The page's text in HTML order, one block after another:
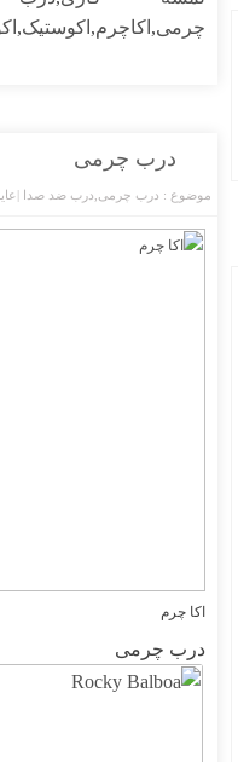
چرمی, اکاچرم, اکوستیک,
درب چرمی
موضوع : درب چرمی درب ضد صدا
اکا چرم
درب چرمی